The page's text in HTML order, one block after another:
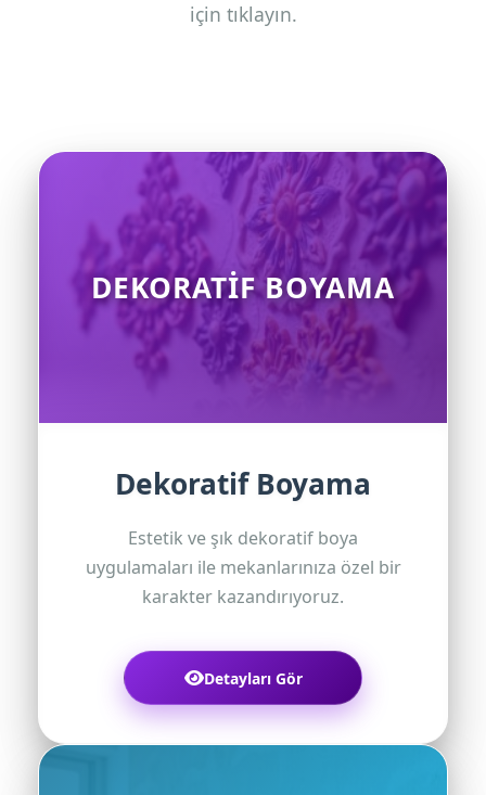
için tıklayın.
DEKORATIF BOYAMA
Dekoratif Boyama
Estetik ve şık dekoratif boya
uygulamaları ile mekanlarınıza özel bir
karakter kazandırıyoruz.
Detayları Gör